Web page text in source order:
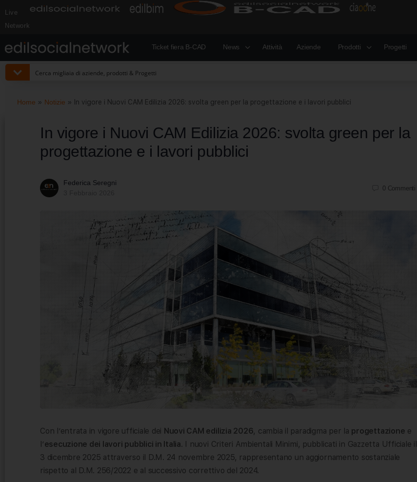
Live
Network
Ticket fiera B-CAD News Attività Aziende Prodotti Progetti
Home » Notizie » In vigore i Nuovi CAM Edilizia 2026: svolta green per la progettazione e i lavori pubblici
In vigore i Nuovi CAM Edilizia 2026: svolta green per la
progettazione e i lavori pubblici
Federica Seregni
0 Commenti
Con l’entrata in vigore ufficiale dei Nuovi CAM edilizia 2026, cambia il paradigma per la progettazione e
l’esecuzione dei lavori pubblici in Italia. I nuovi Criteri Ambientali Minimi, pubblicati in Gazzetta Ufficiale il
3 dicembre 2025 attraverso il D.M. 24 novembre 2025, rappresentano un aggiornamento sostanziale
rispetto al D.M. 256/2022 e al successivo correttivo del 2024.